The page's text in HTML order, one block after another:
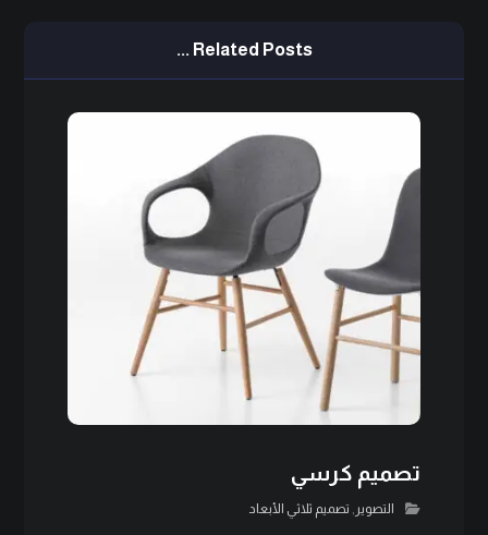
Related Posts ...
تصميم كرسي
التصوير , تصميم ثلاثي الأبعاد